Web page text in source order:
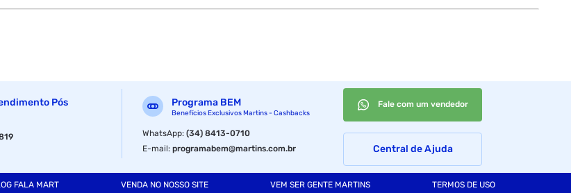
Pós
Programa BEM
Benefícios Exclusivos Martins - Cashbacks
WhatsApp:(34) 8413-0710
E-mail:programabem@martins.com.br
Fale com um vendedor
Central de Ajuda
FALA MART VENDA NO NOSSO SITE VEM SER GENTE MARTINS TERMOS DE USO